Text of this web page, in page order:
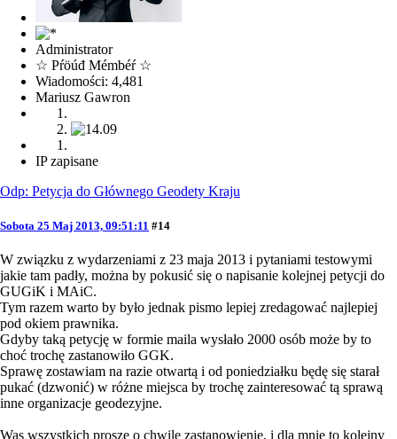
Administrator
☆ Pŕöúđ Mémbéŕ ☆
Wiadomości: 4,481
Mariusz Gawron
IP zapisane
Odp: Petycja do Głównego Geodety Kraju
Sobota 25 Maj 2013, 09:51:11 #14
W związku z wydarzeniami z 23 maja 2013 i pytaniami testowymi
jakie tam padły, można by pokusić się o napisanie kolejnej petycji do
GUGiK i MAiC.
Tym razem warto by było jednak pismo lepiej zredagować najlepiej
pod okiem prawnika.
Gdyby taką petycję w formie maila wysłało 2000 osób może by to
choć trochę zastanowiło GGK.
Sprawę zostawiam na razie otwartą i od poniedziałku będę się starał
pukać (dzwonić) w różne miejsca by trochę zainteresować tą sprawą
inne organizacje geodezyjne.
Was wszystkich proszę o chwilę zastanowienie, i dla mnie to kolejny